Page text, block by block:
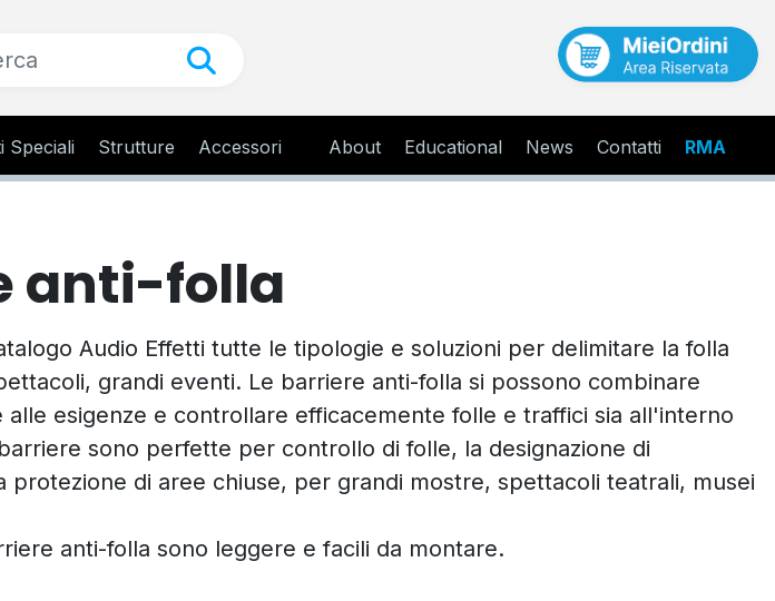
Speciali Strutture Accessori About Educational News Contatti RMA
anti-folla
Audio Effetti tutte le tipologie e soluzioni per delimitare la folla
grandi eventi. Le barriere anti-folla si possono combinare
alle esigenze e controllare efficacemente folle e traffici sia all'interno
sono perfette per controllo di folle, la designazione di
protezione di aree chiuse, per grandi mostre, spettacoli teatrali, musei
anti-folla sono leggere e facili da montare.